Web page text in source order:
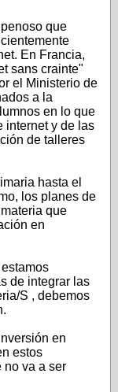
que
En Francia,
sans crainte"
el Ministerio de
a la
en lo que
internet y de las
de talleres
hasta el
los planes de
que
en
de integrar las
S , debemos
en
estos
no va a ser